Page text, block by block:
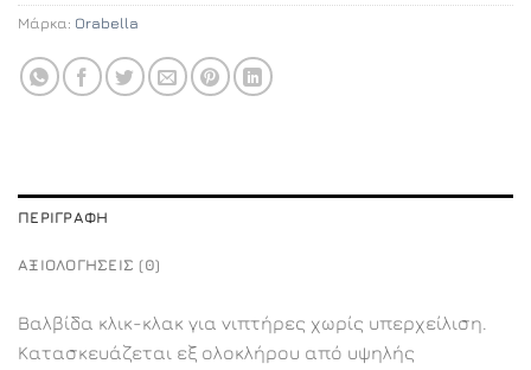
Μάρκα: Orabella
ΠΕΡΙΓΡΑΦΉ
ΑΞΙΟΛΟΓΉΣΕΙΣ (0)
Βαλβίδα κλικ-κλακ για νιπτήρες χωρίς υπερχείλιση.
Κατασκευάζεται εξ ολοκλήρου από υψηλής